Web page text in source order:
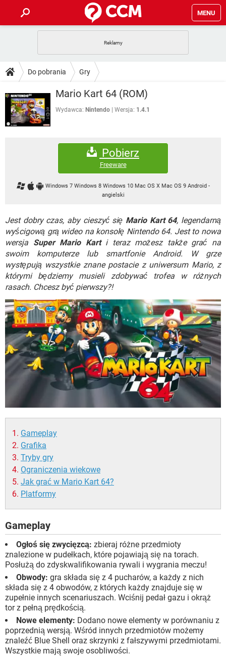
MENU
GRY
SPOTIFY NETFLIX
INSTAGRAM FACEBOOK
WINDOWS 10
PORADY
PlayStation
GRY WHATSAPP
SPOTIFY
ANDROID TIKTOK
GRY
NETFLIX
FACEBOOK
FORUM
WHATSAPP
NETFLIX
INSTAGRAM FACEBOOK
TIKTOK
NETFLIX
WINDOWS 10
Do pobrania Gry
Mario Kart 64 (ROM)
Wydawca: Nintendo Wersja: 1.4.1
Pobierz
Freeware
Windows 7 Windows 8 Windows 10 Mac OS X Mac OS 9 Android -
angielski
Jest dobry czas, aby cieszyć się Mario Kart 64, legendarną
wyścigową grą wideo na konsolę Nintendo 64. Jest to nowa
wersja Super Mario Karti teraz możesz także grać na
swoim komputerze lub smartfonie Android. W grze
występują wszystkie znane postacie z uniwersum Mario, z
którymi będziemy musieli zdobywać trofea w różnych
rasach. Chcesz być pierwszy?!
Gameplay
Grafika
Tryby gry
Ograniczenia wiekowe
Jak grać w Mario Kart 64?
Platformy
Gameplay
Ogłoś się zwycięzcą: zbieraj różne przedmioty
znalezione w pudełkach, które pojawiają się na torach.
Posłużą do zdyskwalifikowania rywali i wygrania meczu!
Obwody: gra składa się z 4 pucharów, a każdy z nich
składa się z 4 obwodów, z których każdy znajduje się w
zupełnie innych scenariuszach. Wciśnij pedał gazu i okrąż
tor z pełną prędkością.
Nowe elementy: Dodano nowe elementy w porównaniu z
poprzednią wersją. Wśród innych przedmiotów możemy
znaleźć Blue Shell oraz skrzynki z fałszywymi przedmiotami.
Wszystkie mają swoje osobliwości.